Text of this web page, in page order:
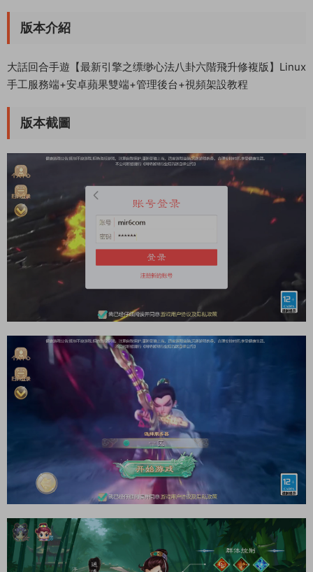
版本介紹
大話回合手遊【最新引擎之缥缈心法八卦六階飛升修複版】Linux
手工服務端+安卓蘋果雙端+管理後台+視頻架設教程
版本截圖